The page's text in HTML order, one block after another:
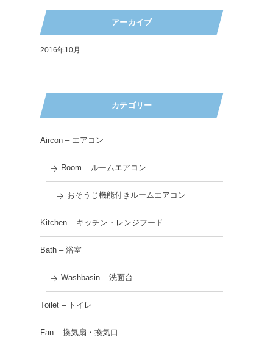
アーカイブ
2016年10月
カテゴリー
Aircon – エアコン
Room – ルームエアコン
おそうじ機能付きルームエアコン
Kitchen – キッチン・レンジフード
Bath – 浴室
Washbasin – 洗面台
Toilet – トイレ
Fan – 換気扇・換気口